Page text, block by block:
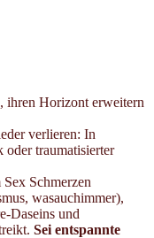
ihren Horizont erweitern
verlieren: In
oder traumatisierter
Schmerzen
wasauchimmer),
Daseins und
Sei entspannte